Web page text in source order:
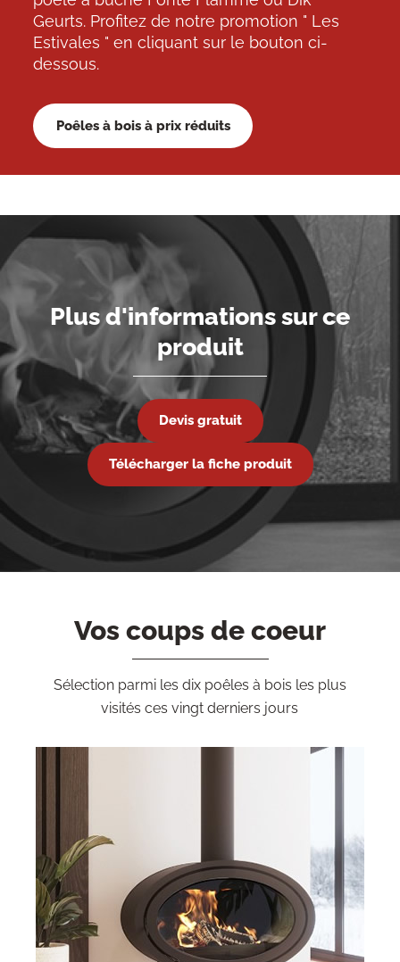
Geurts. Profitez de notre promotion " Les
Estivales " en cliquant sur le bouton ci-
dessous.
Poêles à bois à prix réduits
Plus d'informations sur ce
produit
Devis gratuit
Télécharger la fiche produit
Vos coups de coeur
Sélection parmi les dix poêles à bois les plus
visités ces vingt derniers jours